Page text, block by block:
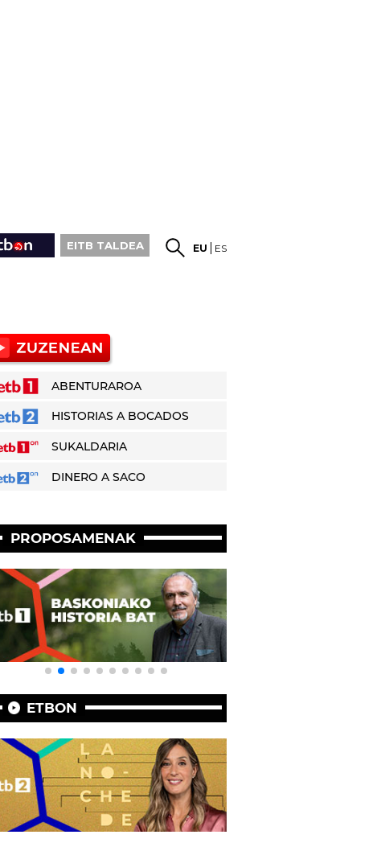
EITB TALDEA EU ES
ABENTURAROA
HISTORIAS A BOCADOS
SUKALDARIA
DINERO A SACO
PROPOSAMENAK
ETBON